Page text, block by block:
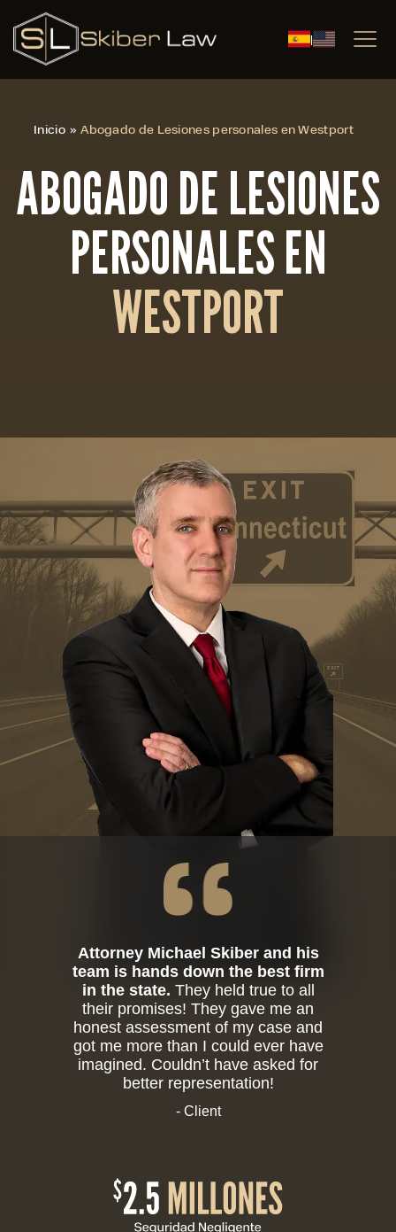
|
Inicio » Abogado de Lesiones personales en Westport
ABOGADO DE LESIONES
PERSONALES EN
WESTPORT
Attorney Michael Skiber and his
team is hands down the best firm
in the state. They held true to all
their promises! They gave me an
honest assessment of my case and
got me more than I could ever have
imagined. Couldn’t have asked for
better representation!
- Client